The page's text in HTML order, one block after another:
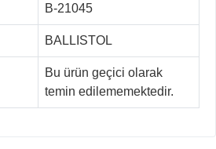
B-21045
BALLISTOL
Bu ürün geçici olarak
temin edilememektedir.